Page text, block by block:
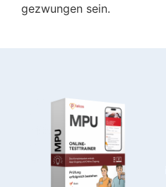
gezwungen sein.